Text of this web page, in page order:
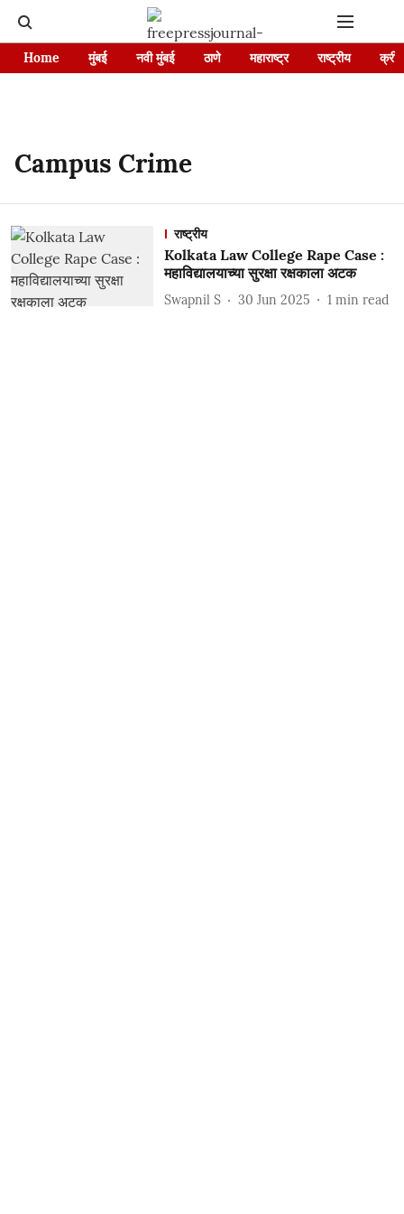
Home मुंबई नवी मुंबई ठाणे महाराष्ट्र राष्ट्रीय
Campus Crime
राष्ट्रीय
Kolkata Law College Rape Case :
महाविद्यालयाच्या सुरक्षा रक्षकाला अटक
Swapnil S 30 Jun 2025 1 min read